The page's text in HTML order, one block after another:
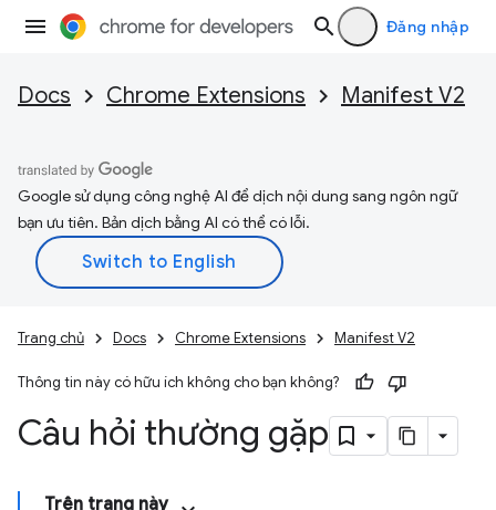
Đăng nhập
Docs Chrome Extensions Manifest V2
Google sử dụng công nghệ AI để dịch nội dung sang ngôn ngữ
bạn ưu tiên. Bản dịch bằng AI có thể có lỗi.
Trang chủ Docs Chrome Extensions Manifest V2
Thông tin này có hữu ích không cho bạn không?
Câu hỏi thường gặp
Trên trang này